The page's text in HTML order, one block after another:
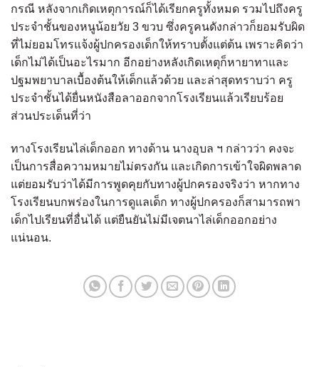
กรณี หลังจากเกิดเหตุการณ์ก็ได้เรียกครูทั้งหมด รวมไปถึงครู
ประจำชั้นของหนูน้อยวัย 3 ขวบ ซึ่งครูคนดังกล่าวก็ยอมรับผิด
ที่ไม่ยอมโทรแจ้งผู้ปกครองเด็กให้ทราบตั้งแต่ต้น เพราะคิดว่า
เด็กไม่ได้เป็นอะไรมาก อีกอย่างหลังเกิดเหตุก็หายาทาและ
ปฐมพยาบาลเบื้องต้นให้เด็กแล้วด้วย และล่าสุดทราบว่า ครู
ประจำชั้นได้ยื่นหนังสือลาออกจากโรงเรียนแล้วเรียบร้อย
ส่วนประเด็นที่ว่า
ทางโรงเรียนไล่เด็กออก ทางด้าน นางอุบล ฯ กล่าวว่า คงจะ
เป็นการสื่อความหมายไม่ตรงกัน และเกิดการเข้าใจผิดพลาด
แต่ยอมรับว่าได้มีการพูดคุยกับทางผู้ปกครองจริงว่า หากทาง
โรงเรียนบกพร่องในการดูแลเด็ก ทางผู้ปกครองก็สามารถพา
เด็กไปเรียนที่อื่นได้ แต่ยืนยันไม่มีเจตนาไล่เด็กออกอย่าง
แน่นอน.